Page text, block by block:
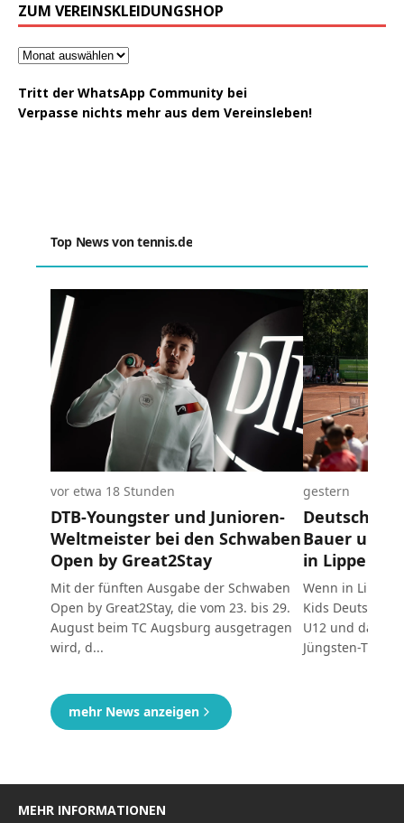
ZUM VEREINSKLEIDUNGSHOP
Tritt der WhatsApp Community bei
Verpasse nichts mehr aus dem Vereinsleben!
MEHR INFORMATIONEN